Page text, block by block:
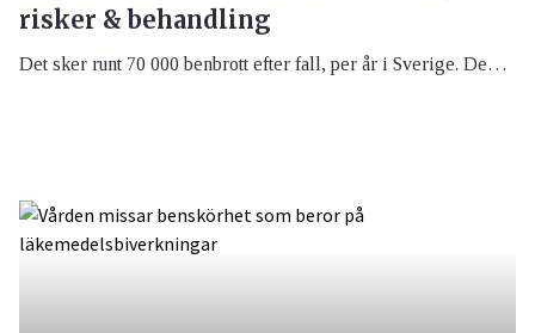
risker & behandling
Det sker runt 70 000 benbrott efter fall, per år i Sverige. Den största orsaken är minskad benmängd, vilket kan ge benskörhet – osteoporos. Docent Thomas Kjellström beskriver varningssignaler för ökad risk för benskörhet och det finns även tips om ett test man kan göra själv.